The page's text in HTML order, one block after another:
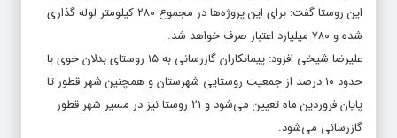
این روستا گفت: برای این پروژه‌ها در مجموع ۲۸۰ کیلومتر لوله گذاری
شده و ۷۸۰ میلیارد اعتبار صرف خواهد شد.
علیرضا شیخی افزود: پیمانکاران گازرسانی به ۱۵ روستای بدلان خوی با
حدود ۱۰ درصد از جمعیت روستایی شهرستان و همچنین شهر قطور تا
پایان فروردین ماه تعیین می‌شود و ۲۱ روستا نیز در مسیر شهر قطور
گازرسانی می‌شود.